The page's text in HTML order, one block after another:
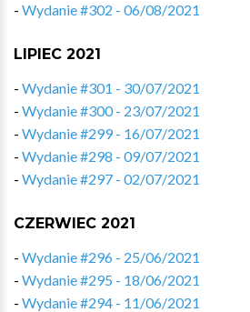
- Wydanie #302 - 06/08/2021
LIPIEC 2021
- Wydanie #301 - 30/07/2021
- Wydanie #300 - 23/07/2021
- Wydanie #299 - 16/07/2021
- Wydanie #298 - 09/07/2021
- Wydanie #297 - 02/07/2021
CZERWIEC 2021
- Wydanie #296 - 25/06/2021
- Wydanie #295 - 18/06/2021
- Wydanie #294 - 11/06/2021